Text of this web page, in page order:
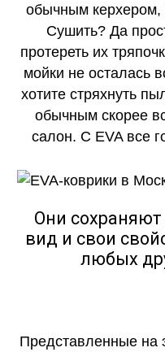
обычным керхером,
Сушить? Да
протереть их
мойки не осталась
хотите стряхнуть
обычным скорее
салон. С EVA все
Они
вид и свои
любых
Представленные на